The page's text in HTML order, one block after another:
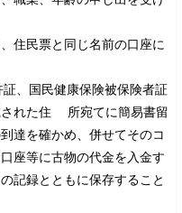
住民票と同じ名前の口座に
、国民健康保険被保険者証
された住 所宛てに簡易書留
達を確かめ、併せてそのコ
座等に古物の代金を入金す
記録とともに保存すること